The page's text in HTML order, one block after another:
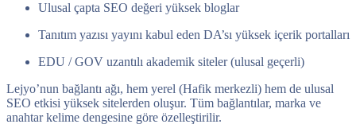
Ulusal çapta SEO değeri yüksek bloglar
Tanıtım yazısı yayını kabul eden DA’sı yüksek içerik portalları
EDU / GOV uzantılı akademik siteler (ulusal geçerli)
Lejyo’nun bağlantı ağı, hem yerel (Hafik merkezli) hem de ulusal
SEO etkisi yüksek sitelerden oluşur. Tüm bağlantılar, marka ve
anahtar kelime dengesine göre özelleştirilir.